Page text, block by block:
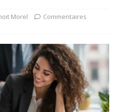
Morel
Commentaires